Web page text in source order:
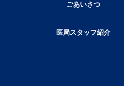
ごあいさつ
医局スタッフ紹介